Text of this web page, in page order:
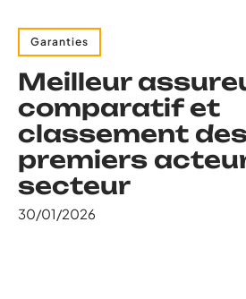
Garanties
Meilleur
comparatif et
classement
premiers
secteur
30/01/2026